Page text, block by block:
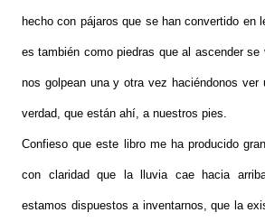
hecho con pájaros que se han convertido en
es también como piedras que al ascender
nos golpean una y otra vez haciéndonos ver
verdad, que están ahí, a nuestros pies.
Confieso que este libro me ha producido
con claridad que la lluvia cae hacia
estamos dispuestos a inventarnos, que la